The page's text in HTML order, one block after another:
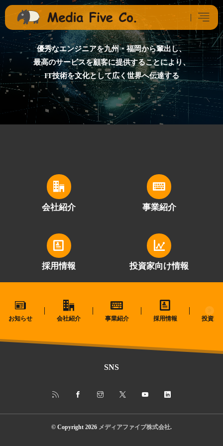
優秀なエンジニアを九州・福岡から輩出し、
最高のサービスを顧客に提供することにより、
IT技術を文化として広く世界へ伝達する
会社紹介 事業紹介
採用情報 投資家向け情報
お知らせ 会社紹介 事業紹介 採用情報 投資家
SNS
© Copyright 2026 メディアファイブ株式会社.